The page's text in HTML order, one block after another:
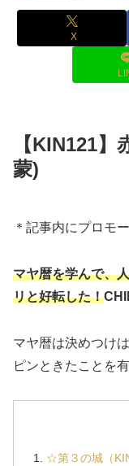
X
【KIN121
蒙)
＊記事内にプロモ
マヤ暦を学んで、
リと好転した！
マヤ暦は決めつけ
ピンときたことを
☆第３の城（